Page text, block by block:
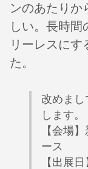
ンのあたりか
しい。長時間
リーレスにす
た。
改めまし
します。
【会場
ース
【出展